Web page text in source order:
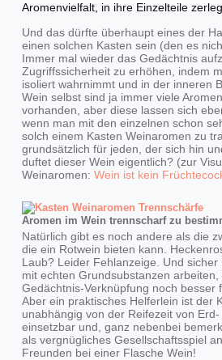
Aromenvielfalt, in ihre Einzelteile
Und das dürfte überhaupt eines der
einen solchen Kasten sein (den es
Immer mal wieder das Gedächtnis
Zugriffssicherheit zu erhöhen, indem
isoliert wahrnimmt und in der inneren
Wein selbst sind ja immer viele
vorhanden, aber diese lassen sich
wenn man mit den einzelnen schon
solch einem Kasten Weinaromen zu
grundsätzlich für jeden, der sich hin
duftet dieser Wein eigentlich? (zur
Weinaromen: Wein ist kein
Aromen im Wein trennscharf zu
Natürlich gibt es noch andere als die
die ein Rotwein bieten kann.
Laub? Leider Fehlanzeige. Und
mit echten Grundsubstanzen
Gedächtnis-Verknüpfung noch besser
Aber ein praktisches Helferlein ist der
unabhängig von der Reifezeit von
einsetzbar und, ganz nebenbei
als vergnügliches Gesellschaftsspiel
Freunden bei einer Flasche Wein!